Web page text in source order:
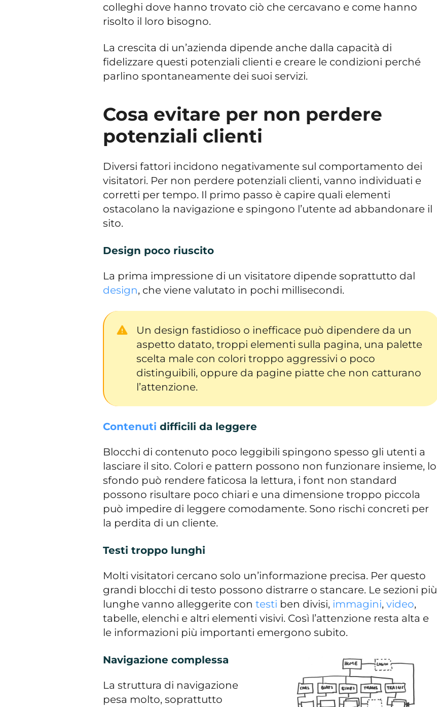
colleghi dove hanno trovato ciò che cercavano e come hanno
risolto il loro bisogno.
La crescita di un’azienda dipende anche dalla capacità di
fidelizzare questi potenziali clienti e creare le condizioni perché
parlino spontaneamente dei suoi servizi.
Cosa evitare per non perdere
potenziali clienti
Diversi fattori incidono negativamente sul comportamento dei
visitatori. Per non perdere potenziali clienti, vanno individuati e
corretti per tempo. Il primo passo è capire quali elementi
ostacolano la navigazione e spingono l’utente ad abbandonare il
sito.
Design poco riuscito
La prima impressione di un visitatore dipende soprattutto dal
design, che viene valutato in pochi millisecondi.
Un design fastidioso o inefficace può dipendere da un
aspetto datato, troppi elementi sulla pagina, una palette
scelta male con colori troppo aggressivi o poco
distinguibili, oppure da pagine piatte che non catturano
l’attenzione.
Contenuti difficili da leggere
Blocchi di contenuto poco leggibili spingono spesso gli utenti a
lasciare il sito. Colori e pattern possono non funzionare insieme, lo
sfondo può rendere faticosa la lettura, i font non standard
possono risultare poco chiari e una dimensione troppo piccola
può impedire di leggere comodamente. Sono rischi concreti per
la perdita di un cliente.
Testi troppo lunghi
Molti visitatori cercano solo un’informazione precisa. Per questo
grandi blocchi di testo possono distrarre o stancare. Le sezioni più
lunghe vanno alleggerite contesti ben divisi, immagini,video,
tabelle, elenchi e altri elementi visivi. Così l’attenzione resta alta e
le informazioni più importanti emergono subito.
Navigazione complessa
La struttura di navigazione
pesa molto, soprattutto